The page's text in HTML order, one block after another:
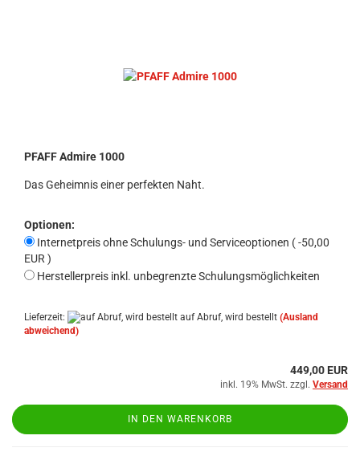
PFAFF Admire 1000
Das Geheimnis einer perfekten Naht.
Optionen:
Internetpreis ohne Schulungs- und Serviceoptionen ( -50,00
EUR )
Herstellerpreis inkl. unbegrenzte Schulungsmöglichkeiten
Lieferzeit: auf Abruf, wird bestellt (Ausland
abweichend)
449,00 EUR
inkl. 19% MwSt. zzgl. Versand
IN DEN WARENKORB